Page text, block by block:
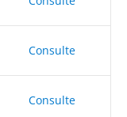
Consulte
Consulte